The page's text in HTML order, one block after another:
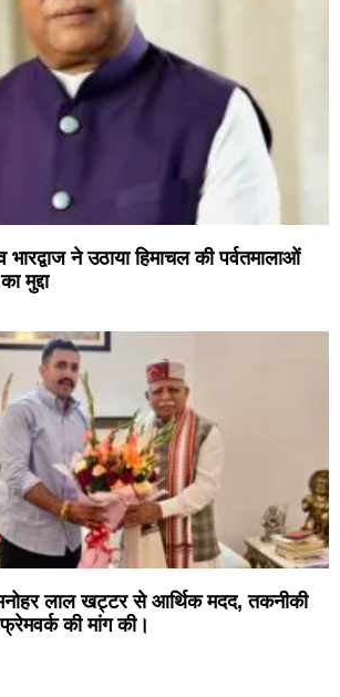
ने उठाया हिमाचल की पर्वतमालाओं
मुद्दा
मनोहर लाल खट्टर से आर्थिक मदद, तकनीकी
की मांग की।